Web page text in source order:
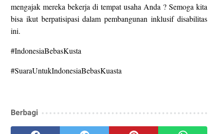
mengajak mereka bekerja di tempat usaha Anda ? Semoga kita
bisa ikut berpatisipasi dalam pembangunan inklusif disabilitas
ini.
#IndonesiaBebasKusta
#SuaraUntukIndonesiaBebasKuasta
Berbagi